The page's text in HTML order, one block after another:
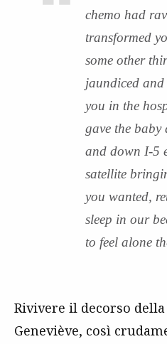
chemo had
transformed
some other
jaundiced and
you in the
gave the baby
and down I-5
satellite
you wanted,
sleep in our
to feel alone
Rivivere il decorso
Geneviève, così